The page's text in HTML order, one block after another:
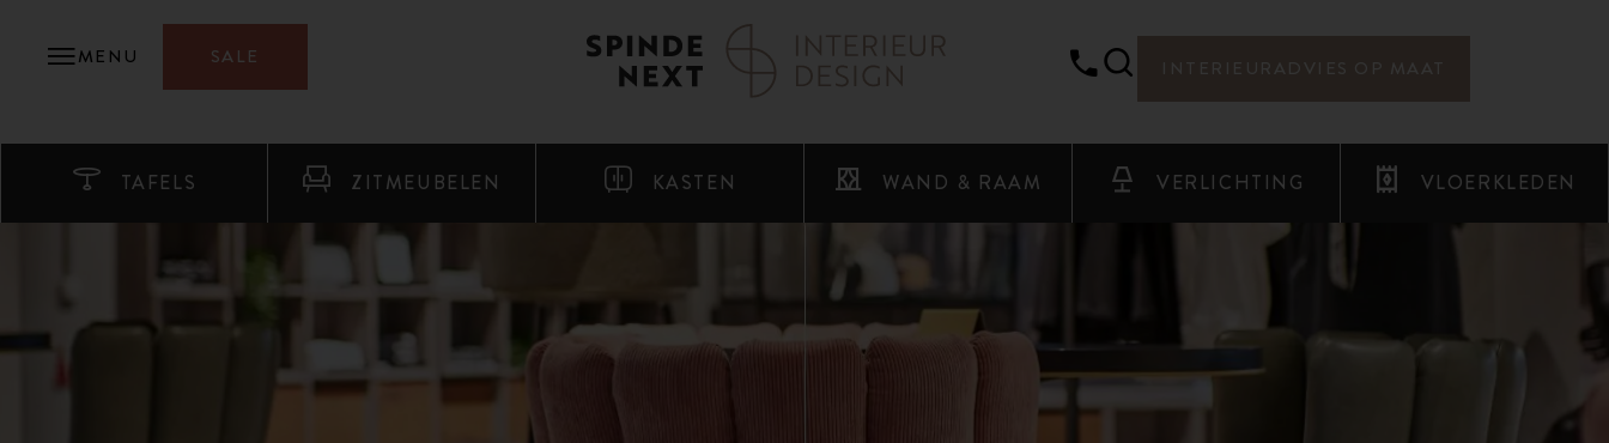
MENU SALE INTERIEURADVIES OP MAAT
TAFELS ZITMEUBELEN KASTEN WAND & RAAM VERLICHTING VLOERKLEDEN